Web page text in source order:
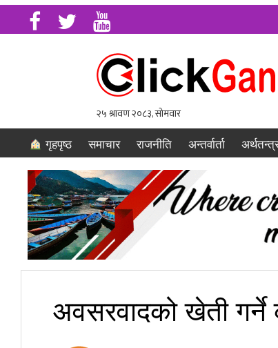
गृहपृष्ठ समाचार राजनीति अन्तर्वार्ता
अवसरवादको खेती